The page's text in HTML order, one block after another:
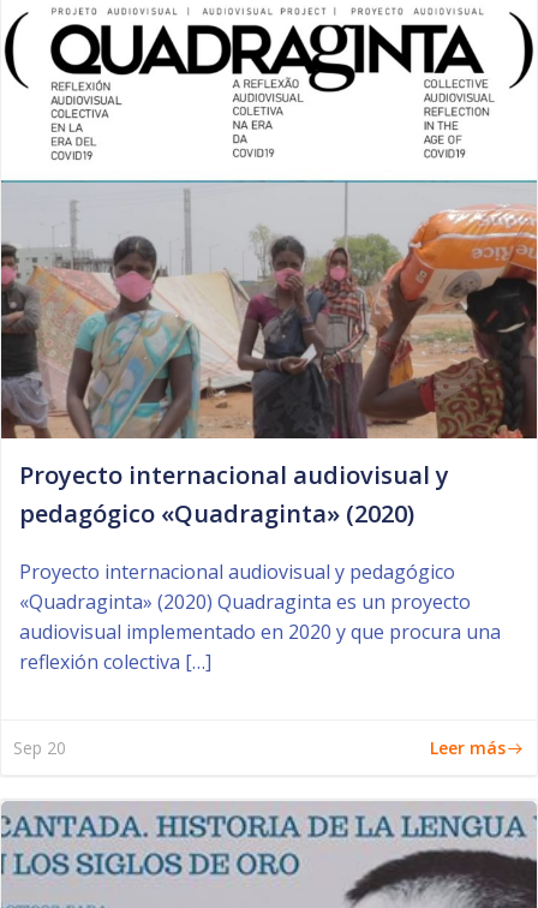
Proyecto internacional audiovisual y
pedagógico «Quadraginta» (2020)
Proyecto internacional audiovisual y pedagógico
«Quadraginta» (2020) Quadraginta es un proyecto
audiovisual implementado en 2020 y que procura una
reflexión colectiva […]
Sep 20 Leer más